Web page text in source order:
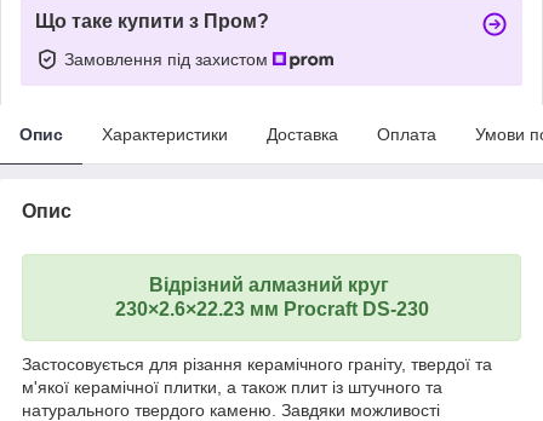
Що таке купити з Пром?
Замовлення під захистом
Опис Характеристики Доставка Оплата Умови
Опис
Відрізний алмазний круг
230×2.6×22.23 мм Procraft DS-230
Застосовується для різання керамічного граніту, твердої та
м'якої керамічної плитки, а також плит із штучного та
натурального твердого каменю. Завдяки можливості